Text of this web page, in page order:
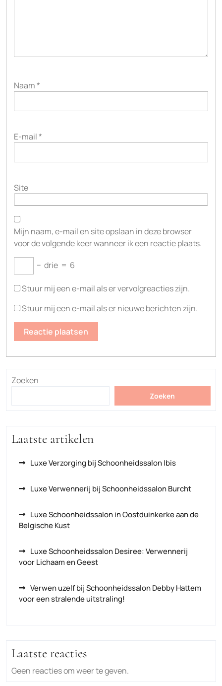
Naam*
E-mail*
Site
Mijn naam, e-mail en site opslaan in deze browser
voor de volgende keer wanneer ik een reactie plaats.
− drie = 6
Stuur mij een e-mail als er vervolgreacties zijn.
Stuur mij een e-mail als er nieuwe berichten zijn.
Zoeken
Zoeken
Laatste artikelen
Luxe Verzorging bij Schoonheidssalon Ibis
Luxe Verwennerij bij Schoonheidssalon Burcht
Luxe Schoonheidssalon in Oostduinkerke aan de
Belgische Kust
Luxe Schoonheidssalon Desiree: Verwennerij
voor Lichaam en Geest
Verwen uzelf bij Schoonheidssalon Debby Hattem
voor een stralende uitstraling!
Laatste reacties
Geen reacties om weer te geven.